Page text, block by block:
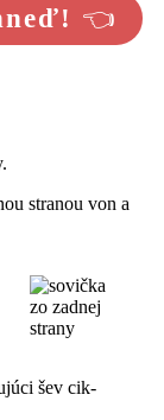
👈
stranou von a
šev cik-